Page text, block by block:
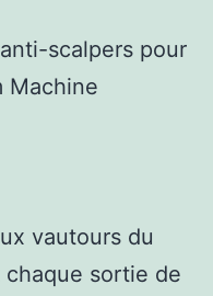
vautours du
sortie de